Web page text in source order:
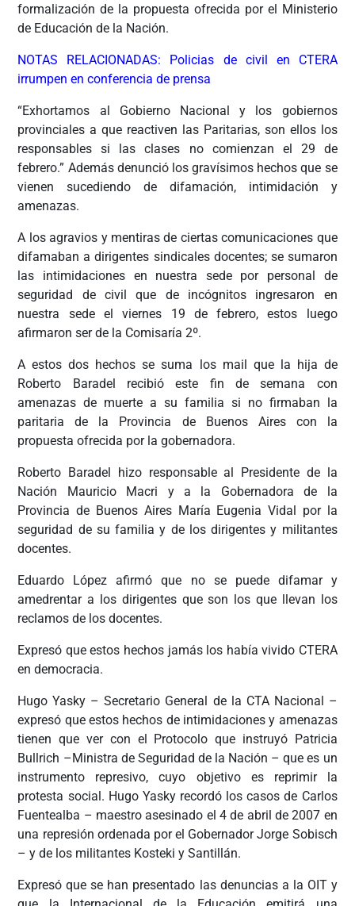
formalización de la propuesta ofrecida por el Ministerio
de Educación de la Nación.
NOTAS RELACIONADAS: Policias de civil en CTERA
irrumpen en conferencia de prensa
“Exhortamos al Gobierno Nacional y los gobiernos
provinciales a que reactiven las Paritarias, son ellos los
responsables si las clases no comienzan el 29 de
febrero.” Además denunció los gravísimos hechos que se
vienen sucediendo de difamación, intimidación y
amenazas.
A los agravios y mentiras de ciertas comunicaciones que
difamaban a dirigentes sindicales docentes; se sumaron
las intimidaciones en nuestra sede por personal de
seguridad de civil que de incógnitos ingresaron en
nuestra sede el viernes 19 de febrero, estos luego
afirmaron ser de la Comisaría 2º.
A estos dos hechos se suma los mail que la hija de
Roberto Baradel recibió este fin de semana con
amenazas de muerte a su familia si no firmaban la
paritaria de la Provincia de Buenos Aires con la
propuesta ofrecida por la gobernadora.
Roberto Baradel hizo responsable al Presidente de la
Nación Mauricio Macri y a la Gobernadora de la
Provincia de Buenos Aires María Eugenia Vidal por la
seguridad de su familia y de los dirigentes y militantes
docentes.
Eduardo López afirmó que no se puede difamar y
amedrentar a los dirigentes que son los que llevan los
reclamos de los docentes.
Expresó que estos hechos jamás los había vivido CTERA
en democracia.
Hugo Yasky – Secretario General de la CTA Nacional –
expresó que estos hechos de intimidaciones y amenazas
tienen que ver con el Protocolo que instruyó Patricia
Bullrich –Ministra de Seguridad de la Nación – que es un
instrumento represivo, cuyo objetivo es reprimir la
protesta social. Hugo Yasky recordó los casos de Carlos
Fuentealba – maestro asesinado el 4 de abril de 2007 en
una represión ordenada por el Gobernador Jorge Sobisch
– y de los militantes Kosteki y Santillán.
Expresó que se han presentado las denuncias a la OIT y